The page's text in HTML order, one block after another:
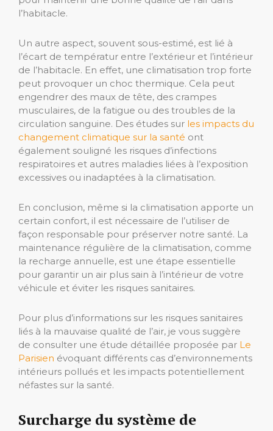
l’habitacle.
Un autre aspect, souvent sous-estimé, est lié à
l’écart de températur entre l’extérieur et l’intérieur
de l’habitacle. En effet, une climatisation trop forte
peut provoquer un choc thermique. Cela peut
engendrer des maux de tête, des crampes
musculaires, de la fatigue ou des troubles de la
circulation sanguine. Des études sur les impacts du
changement climatique sur la santé ont
également souligné les risques d’infections
respiratoires et autres maladies liées à l’exposition
excessives ou inadaptées à la climatisation.
En conclusion, même si la climatisation apporte un
certain confort, il est nécessaire de l’utiliser de
façon responsable pour préserver notre santé. La
maintenance régulière de la climatisation, comme
la recharge annuelle, est une étape essentielle
pour garantir un air plus sain à l’intérieur de votre
véhicule et éviter les risques sanitaires.
Pour plus d’informations sur les risques sanitaires
liés à la mauvaise qualité de l’air, je vous suggère
de consulter une étude détaillée proposée par Le
Parisien évoquant différents cas d’environnements
intérieurs pollués et les impacts potentiellement
néfastes sur la santé.
Surcharge du système de